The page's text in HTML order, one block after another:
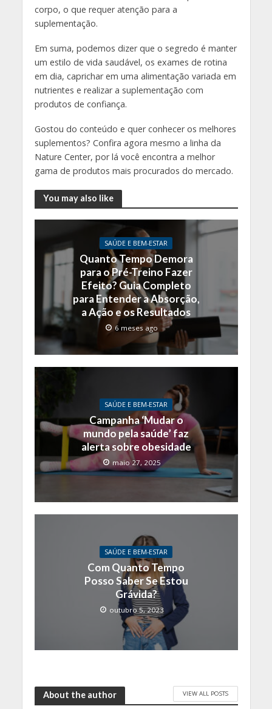
corpo, o que requer atenção para a
suplementação.
Em suma, podemos dizer que o segredo é manter
um estilo de vida saudável, os exames de rotina
em dia, caprichar em uma alimentação variada em
nutrientes e realizar a suplementação com
produtos de confiança.
Gostou do conteúdo e quer conhecer os melhores
suplementos? Confira agora mesmo a linha da
Nature Center, por lá você encontra a melhor
gama de produtos mais procurados do mercado.
You may also like
SAÚDE E BEM-ESTAR
Quanto Tempo Demora
para o Pré-Treino Fazer
Efeito? Guia Completo
para Entender a Absorção,
a Ação e os Resultados
6 meses ago
SAÚDE E BEM-ESTAR
Campanha ‘Mudar o
mundo pela saúde’ faz
alerta sobre obesidade
maio 27, 2025
SAÚDE E BEM-ESTAR
Com Quanto Tempo
Posso Saber Se Estou
Grávida?
outubro 5, 2023
About the author VIEW ALL POSTS